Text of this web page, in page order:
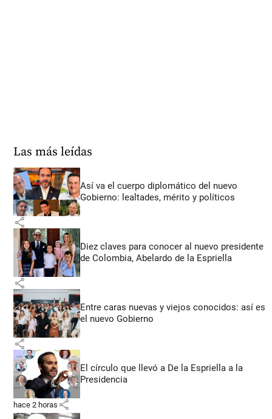
Las más leídas
Así va el cuerpo diplomático del nuevo
Gobierno: lealtades, mérito y políticos
share
Diez claves para conocer al nuevo presidente
de Colombia, Abelardo de la Espriella
share
Entre caras nuevas y viejos conocidos: así es
el nuevo Gobierno
share
El círculo que llevó a De la Espriella a la
Presidencia
hace 2 horas share